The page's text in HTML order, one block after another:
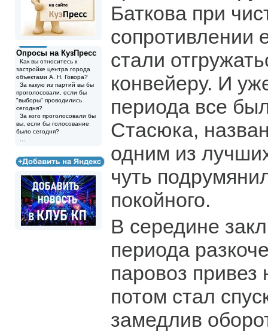
Опросы на КузПресс
Как вы относитесь к
застройке центра города
объектами А. Н. Говора?
За какую из партий вы бы
проголосовали, если бы
"выборы" проводились
сегодня?
За кого проголосовали бы
вы, если бы голосование
было сегодня?
Баткова при
сопротивлении
стали
конвейеру. И
периода все
Стасюка,
одним из
чуть
покойного.
В середине
периода
паровоз привез
потом стал
замедлив